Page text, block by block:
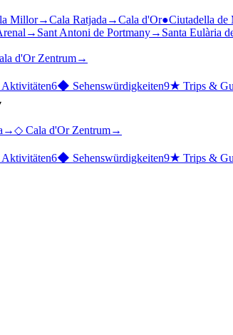
Millor→Cala Ratjada →Cala d'Or●Ciutadella de
→ Sant Antoni de Portmany→ Santa Eulària
d'Or Zentrum→
Aktivitäten6◆ Sehenswürdigkeiten9★ Trips &
→◇ Cala d'Or Zentrum→
Aktivitäten6◆ Sehenswürdigkeiten9★ Trips &